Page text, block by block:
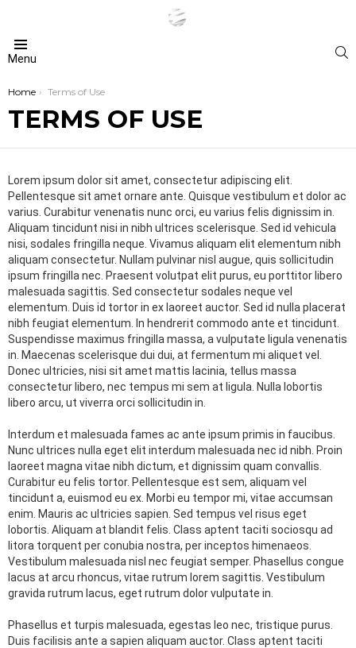
Menu
You are here:
Home Terms of Use
TERMS OF USE
Lorem ipsum dolor sit amet, consectetur adipiscing elit.
Pellentesque sit amet ornare ante. Quisque vestibulum et dolor ac
varius. Curabitur venenatis nunc orci, eu varius felis dignissim in.
Aliquam tincidunt nisi in nibh ultrices scelerisque. Sed id vehicula
nisi, sodales fringilla neque. Vivamus aliquam elit elementum nibh
aliquam consectetur. Nullam pulvinar nisl augue, quis sollicitudin
ipsum fringilla nec. Praesent volutpat elit purus, eu porttitor libero
malesuada sagittis. Sed consectetur sodales neque vel
elementum. Duis id tortor in ex laoreet auctor. Sed id nulla placerat
nibh feugiat elementum. In hendrerit commodo ante et tincidunt.
Suspendisse maximus fringilla massa, a vulputate ligula venenatis
in. Maecenas scelerisque dui dui, at fermentum mi aliquet vel.
Donec ultricies, nisi sit amet mattis lacinia, tellus massa
consectetur libero, nec tempus mi sem at ligula. Nulla lobortis
libero arcu, ut viverra orci sollicitudin in.
Interdum et malesuada fames ac ante ipsum primis in faucibus.
Nunc ultrices nulla eget elit interdum malesuada nec id nibh. Proin
laoreet magna vitae nibh dictum, et dignissim quam convallis.
Curabitur eu felis tortor. Pellentesque est sem, aliquam vel
tincidunt a, euismod eu ex. Morbi eu tempor mi, vitae accumsan
enim. Mauris ac ultricies sapien. Sed tempus vel risus eget
lobortis. Aliquam at blandit felis. Class aptent taciti sociosqu ad
litora torquent per conubia nostra, per inceptos himenaeos.
Vestibulum malesuada nisl nec feugiat semper. Phasellus congue
lacus at arcu rhoncus, vitae rutrum lorem sagittis. Vestibulum
gravida rutrum lacus, eget rutrum dolor vulputate in.
Phasellus et turpis malesuada, egestas leo nec, tristique purus.
Duis facilisis ante a sapien aliquam auctor. Class aptent taciti